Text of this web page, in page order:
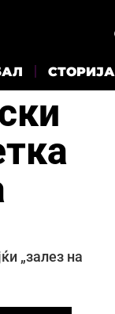
СТОРИЈА
„залез на